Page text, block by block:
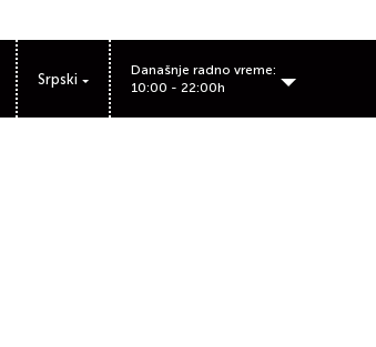
Srpski
Današnje radno vreme:
10:00 - 22:00h